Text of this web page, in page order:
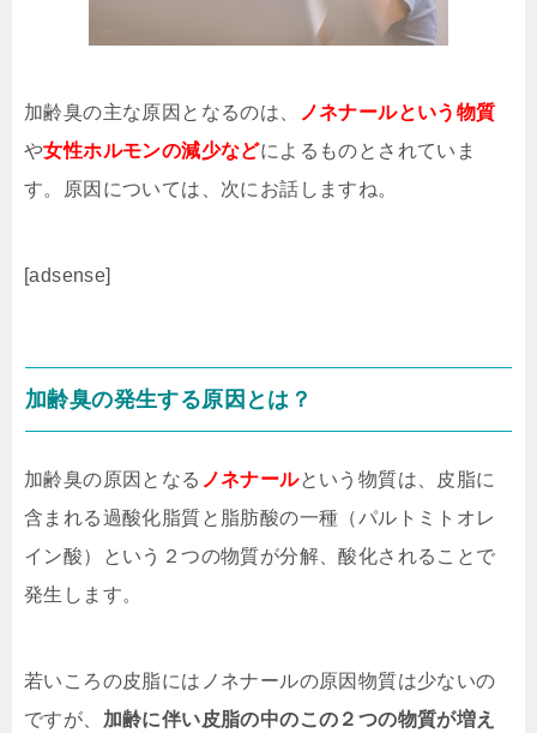
加齢臭の主な原因となるのは、
ノネナールという物質
や女性ホルモンの減少などによるものとされていま
す。原因については、次にお話しますね。
[adsense]
加齢臭の発生する原因とは？
加齢臭の原因となる ノネナールという物質は、皮脂に
含まれる過酸化脂質と脂肪酸の一種（パルトミトオレ
イン酸）という２つの物質が分解、酸化されることで
発生します。
若いころの皮脂にはノネナールの原因物質は少ないの
ですが、 加齢に伴い皮脂の中のこの２つの物質が増え